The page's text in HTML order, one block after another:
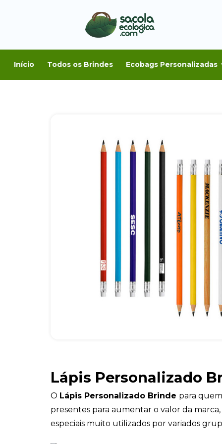
Início Todos os Brindes Ecobags Personalizadas
Lápis Personalizado
O Lápis Personalizado Brinde para
presentes para aumentar o valor da
especiais muito utilizados por variados